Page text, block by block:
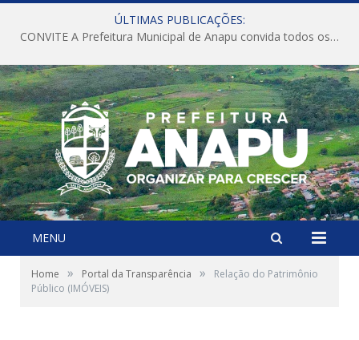
ÚLTIMAS PUBLICAÇÕES:
CONVITE A Prefeitura Municipal de Anapu convida todos os servidores públicos municipais para participarem da Audiência Pública de discussão da Lei de Diretrizes Orçamentárias (LDO), importante instrumento de planejamento das ações e investimentos da Administração Pública para o próximo exercício financeiro.
MENU
Home » Portal da Transparência »
Relação do Patrimônio
Público (IMÓVEIS)